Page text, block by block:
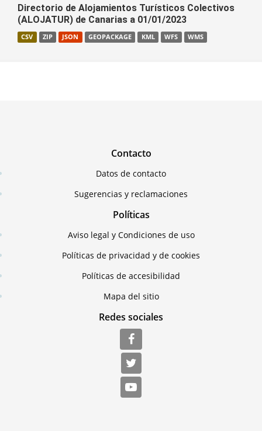
Directorio de Alojamientos Turísticos Colectivos
(ALOJATUR) de Canarias a 01/01/2023
CSV ZIP JSON GEOPACKAGE KML WFS WMS
Contacto
Datos de contacto
Sugerencias y reclamaciones
Políticas
Aviso legal y Condiciones de uso
Políticas de privacidad y de cookies
Políticas de accesibilidad
Mapa del sitio
Redes sociales